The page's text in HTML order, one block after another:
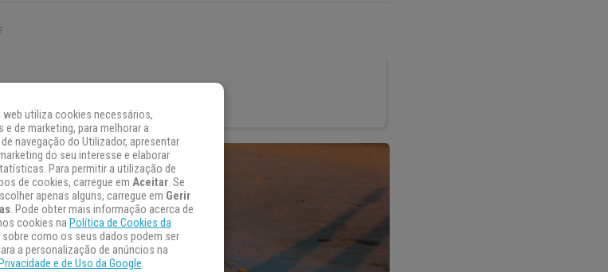
web utiliza cookies necessários,
de marketing, para melhorar a
navegação do Utilizador, apresentar
do seu interesse e elaborar
Para permitir a utilização de
de cookies, carregue em Aceitar. Se
apenas alguns, carregue em Gerir
. Pode obter mais informação acerca de
cookies na Política de Cookies da
como os seus dados podem ser
a personalização de anúncios na
e de Uso da Google.